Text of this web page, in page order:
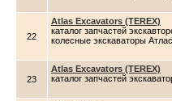
22
Atlas Excavators (TEREX)
каталог запчастей
колесные экскаваторы
23
Atlas Excavators (TEREX)
каталог запчастей